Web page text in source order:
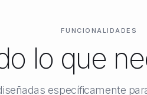
FUNCIONALIDADES
lo que
específicamente